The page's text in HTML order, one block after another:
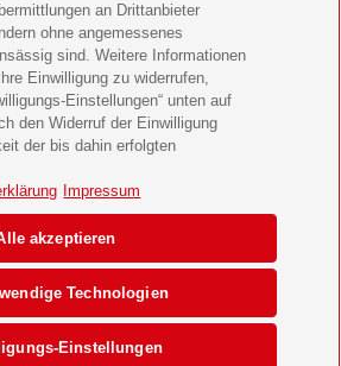
verschenken
verschenken
& Cookies
Barrierefreiheit
© 2026 Deutsche Post AG
an Drittanbieter
ohne angemessenes
sind. Weitere Informationen
Einwilligung zu widerrufen,
Einstellungen“ unten auf
den Widerruf der Einwilligung
der bis dahin erfolgten
Impressum
Einstellungen
Technologien
akzeptieren